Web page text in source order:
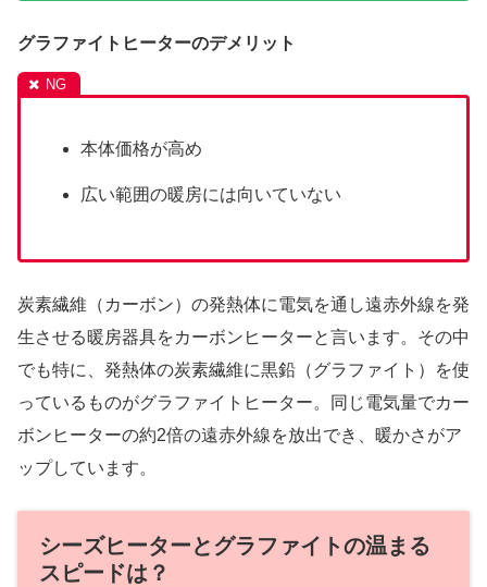
グラファイトヒーターのデメリット
本体価格が高め
広い範囲の暖房には向いていない
炭素繊維（カーボン）の発熱体に電気を通し遠赤外線を発
生させる暖房器具をカーボンヒーターと言います。その中
でも特に、発熱体の炭素繊維に黒鉛（グラファイト）を使
っているものがグラファイトヒーター。同じ電気量でカー
ボンヒーターの約2倍の遠赤外線を放出でき、暖かさがア
ップしています。
シーズヒーターとグラファイトの温まる
スピードは？